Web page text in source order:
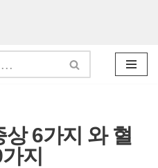
6가지 와 혈
지